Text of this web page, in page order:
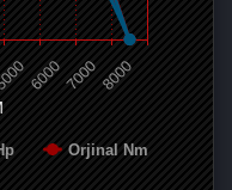
Orjinal Nm
600070008000